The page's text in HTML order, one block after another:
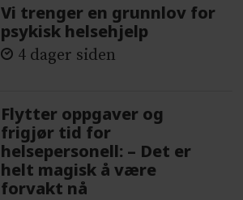
Vi trenger en grunnlov for
psykisk helsehjelp
4 dager siden
Flytter oppgaver og
frigjør tid for
helsepersonell: – Det er
helt magisk å være
forvakt nå